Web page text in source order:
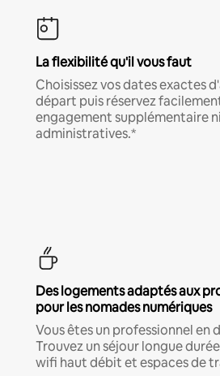
La flexibilité qu'il vous faut
Choisissez vos dates exactes
départ puis réservez
engagement supplémentaire
administratives.*
Des logements adaptés aux
pour les nomades numériques
Vous êtes un professionnel en
Trouvez un séjour longue
wifi haut débit et espaces de